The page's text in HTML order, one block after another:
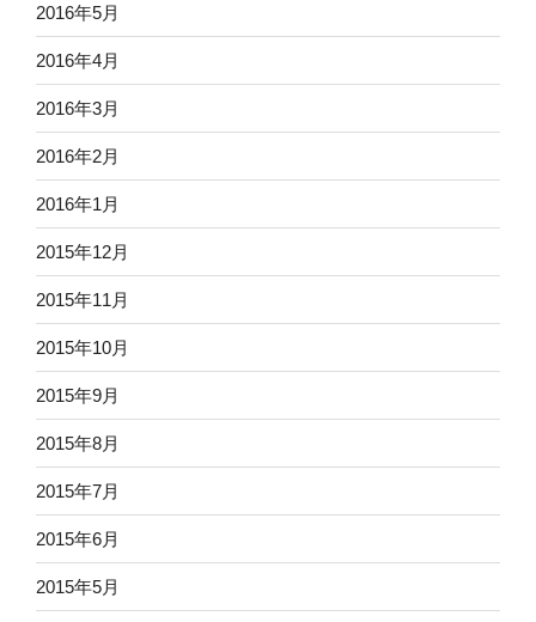
2016年5月
2016年4月
2016年3月
2016年2月
2016年1月
2015年12月
2015年11月
2015年10月
2015年9月
2015年8月
2015年7月
2015年6月
2015年5月